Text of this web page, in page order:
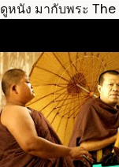
ดูหนัง มากับพระ